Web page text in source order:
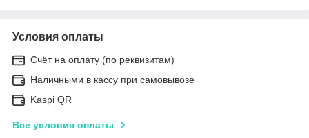
Условия оплаты
Счёт на оплату (по реквизитам)
Наличными в кассу при самовывозе
Kaspi QR
Все условия оплаты